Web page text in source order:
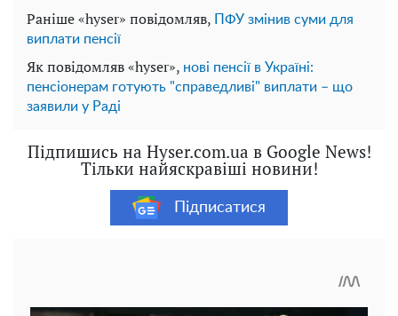
Раніше «hyser» повідомляв,
ПФУ змінив суми для
виплати пенсії
Як повідомляв «hyser», нові пенсії в Україні:
пенсіонерам готують "справедливі" виплати – що
заявили у Раді
Підпишись на Hyser.com.ua в Google News!
Тільки найяскравіші новини!
Підписатися